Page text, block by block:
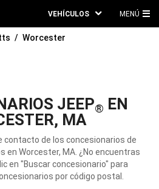
VEHÍCULOS MENÚ
Worcester
JEEP® EN
MA
contacto de los concesionarios de
en Worcester, MA. ¿No encuentras
en "Buscar concesionario" para
por código postal.